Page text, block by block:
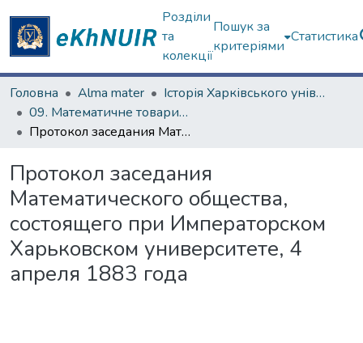
Розділи
та
колекції
Пошук за
критеріями
Статистика
Головна Alma mater
Історія Харківського університету
09. Математичне товариство (з 1879 р.)
Протокол заседания Математического общества, состоящего при Императорском Харьковском университете, 4 апреля 1883 года
Протокол заседания
Математического общества,
состоящего при Императорском
Харьковском университете, 4
апреля 1883 года